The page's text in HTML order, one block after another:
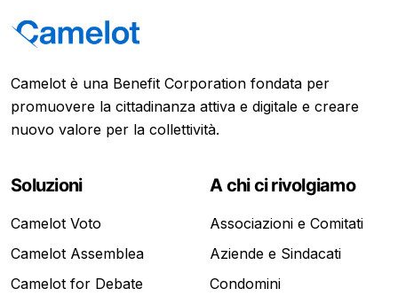
Camelot è una Benefit Corporation fondata per
promuovere la cittadinanza attiva e digitale e creare
nuovo valore per la collettività.
Soluzioni
Camelot Voto
Camelot Assemblea
Camelot for Debate
A chi ci rivolgiamo
Associazioni e Comitati
Aziende e Sindacati
Condomini